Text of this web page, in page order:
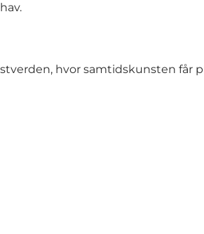
hvor samtidskunsten får